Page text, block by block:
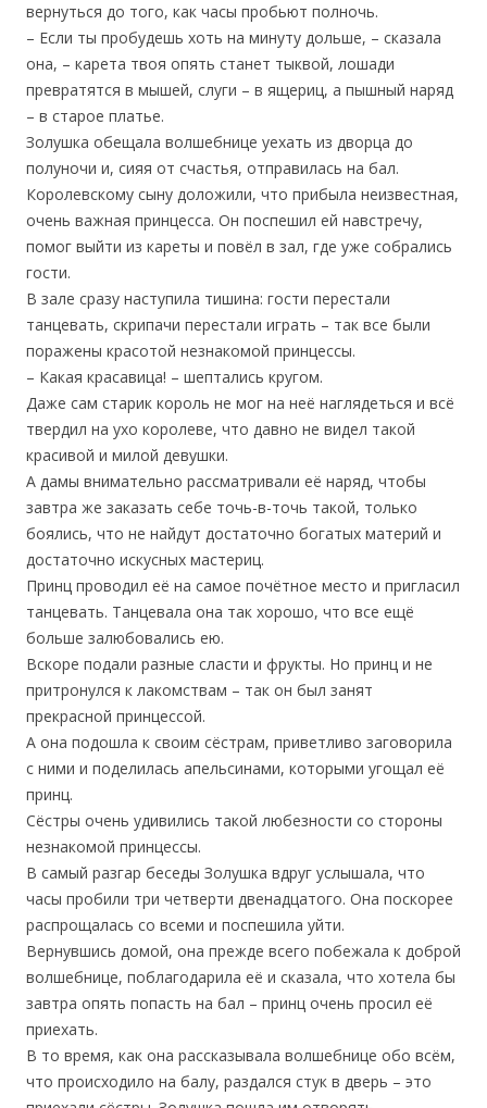
вернуться до того, как часы пробьют полночь.
– Если ты пробудешь хоть на минуту дольше, – сказала
она, – карета твоя опять станет тыквой, лошади
превратятся в мышей, слуги – в ящериц, а пышный наряд
– в старое платье.
Золушка обещала волшебнице уехать из дворца до
полуночи и, сияя от счастья, отправилась на бал.
Королевскому сыну доложили, что прибыла неизвестная,
очень важная принцесса. Он поспешил ей навстречу,
помог выйти из кареты и повёл в зал, где уже собрались
гости.
В зале сразу наступила тишина: гости перестали
танцевать, скрипачи перестали играть – так все были
поражены красотой незнакомой принцессы.
– Какая красавица! – шептались кругом.
Даже сам старик король не мог на неё наглядеться и всё
твердил на ухо королеве, что давно не видел такой
красивой и милой девушки.
А дамы внимательно рассматривали её наряд, чтобы
завтра же заказать себе точь-в-точь такой, только
боялись, что не найдут достаточно богатых материй и
достаточно искусных мастериц.
Принц проводил её на самое почётное место и пригласил
танцевать. Танцевала она так хорошо, что все ещё
больше залюбовались ею.
Вскоре подали разные сласти и фрукты. Но принц и не
притронулся к лакомствам – так он был занят
прекрасной принцессой.
А она подошла к своим сёстрам, приветливо заговорила
с ними и поделилась апельсинами, которыми угощал её
принц.
Сёстры очень удивились такой любезности со стороны
незнакомой принцессы.
В самый разгар беседы Золушка вдруг услышала, что
часы пробили три четверти двенадцатого. Она поскорее
распрощалась со всеми и поспешила уйти.
Вернувшись домой, она прежде всего побежала к доброй
волшебнице, поблагодарила её и сказала, что хотела бы
завтра опять попасть на бал – принц очень просил её
приехать.
В то время, как она рассказывала волшебнице обо всём,
что происходило на балу, раздался стук в дверь – это